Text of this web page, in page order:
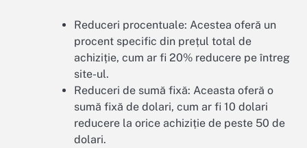
Reduceri procentuale: Acestea oferă un
procent specific din prețul total de
achiziție, cum ar fi 20% reducere pe întreg
site-ul.
Reduceri de sumă fixă: Aceasta oferă o
sumă fixă de dolari, cum ar fi 10 dolari
reducere la orice achiziție de peste 50 de
dolari.